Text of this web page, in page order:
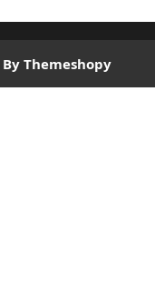
By Themeshopy